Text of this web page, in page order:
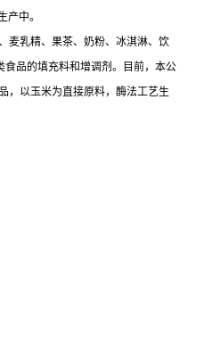
产中。
麦乳精、果茶、奶粉、冰淇淋、饮
品的填充料和增调剂。目前，本公
，以玉米为直接原料，酶法工艺生